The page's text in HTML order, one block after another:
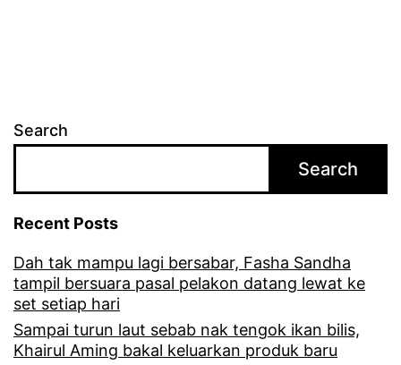
Search
Search
Recent Posts
Dah tak mampu lagi bersabar, Fasha Sandha
tampil bersuara pasal pelakon datang lewat ke
set setiap hari
Sampai turun laut sebab nak tengok ikan bilis,
Khairul Aming bakal keluarkan produk baru